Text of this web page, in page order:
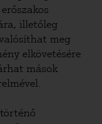
illetőleg
meg
elkövetésére
mások